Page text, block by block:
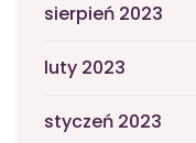
sierpień 2023
luty 2023
styczeń 2023